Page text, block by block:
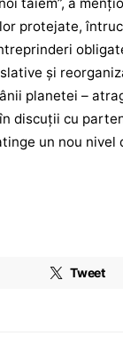
protejate,
și
planetei –
discuții cu
un nou nivel
Tweet